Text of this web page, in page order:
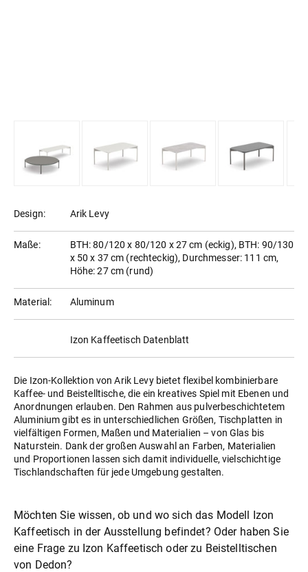
Design: Arik Levy
Maße:
BTH: 80/120 x 80/120 x 27 cm (eckig), BTH: 90/130
x 50 x 37 cm (rechteckig), Durchmesser: 111 cm,
Höhe: 27 cm (rund)
Material: Aluminum
Izon Kaffeetisch Datenblatt
Die Izon-Kollektion von Arik Levy bietet flexibel kombinierbare
Kaffee- und Beistelltische, die ein kreatives Spiel mit Ebenen und
Anordnungen erlauben. Den Rahmen aus pulverbeschichtetem
Aluminium gibt es in unterschiedlichen Größen, Tischplatten in
vielfältigen Formen, Maßen und Materialien – von Glas bis
Naturstein. Dank der großen Auswahl an Farben, Materialien
und Proportionen lassen sich damit individuelle, vielschichtige
Tischlandschaften für jede Umgebung gestalten.
Möchten Sie wissen, ob und wo sich das Modell Izon
Kaffeetisch in der Ausstellung befindet? Oder haben Sie
eine Frage zu Izon Kaffeetisch oder zu Beistelltische
von Dedon?